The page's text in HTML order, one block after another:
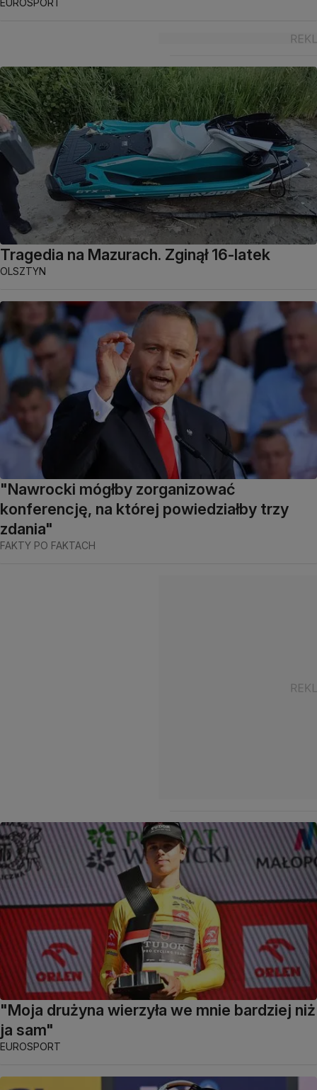
Tragedia na Mazurach. Zginął 16-latek
OLSZTYN
"Nawrocki mógłby zorganizować
konferencję, na której powiedziałby trzy
zdania"
FAKTY PO FAKTACH
"Moja drużyna wierzyła we mnie bardziej niż
ja sam"
EUROSPORT